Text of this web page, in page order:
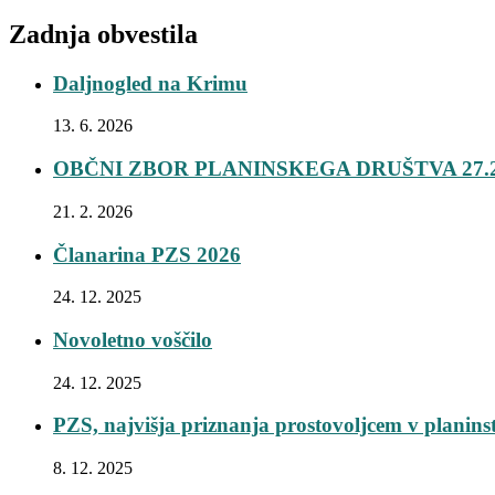
Zadnja obvestila
Daljnogled na Krimu
13. 6. 2026
OBČNI ZBOR PLANINSKEGA DRUŠTVA
21. 2. 2026
Članarina PZS 2026
24. 12. 2025
Novoletno voščilo
24. 12. 2025
PZS, najvišja priznanja prostovoljcem v
8. 12. 2025